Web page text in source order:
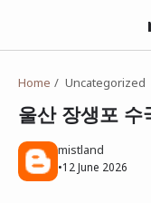
Home Uncategorized
울산 장생포 수
mistland
•12 June 2026